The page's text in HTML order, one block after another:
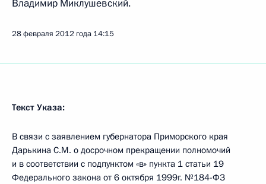
Владимир Миклушевский.
28 февраля 2012 года 14:15
Текст Указа:
В связи с заявлением губернатора Приморского края
Дарькина С.М. о досрочном прекращении полномочий
и в соответствии с подпунктом «в» пункта 1 статьи 19
Федерального закона от 6 октября 1999г. №184-ФЗ